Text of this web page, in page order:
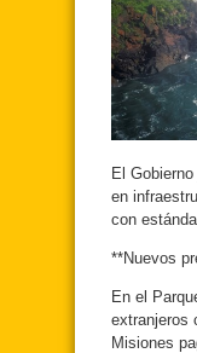
El
en
con
**Nuevos
En el
extranjeros
Misiones